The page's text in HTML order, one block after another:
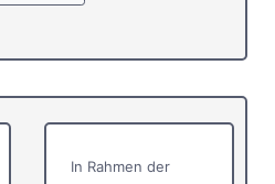
In Rahmen der